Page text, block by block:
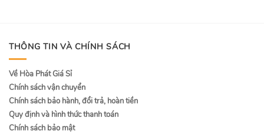
THÔNG TIN VÀ CHÍNH SÁCH
Về Hòa Phát Giá Sỉ
Chính sách vận chuyển
Chính sách bảo hành, đổi trả, hoàn tiền
Quy định và hình thức thanh toán
Chính sách bảo mật